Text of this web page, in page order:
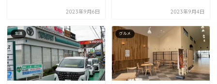
2023年9月6日 2023年9月4日
生活 グルメ